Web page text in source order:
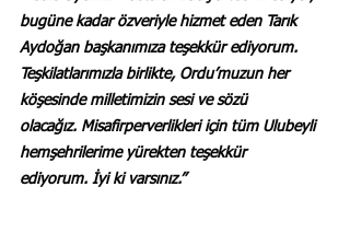
bugüne kadar özveriyle hizmet eden Tarık
Aydoğan başkanımıza teşekkür ediyorum.
Teşkilatlarımızla birlikte, Ordu’muzun her
köşesinde milletimizin sesi ve sözü
olacağız. Misafirperverlikleri için tüm Ulubeyli
hemşehrilerime yürekten teşekkür
ediyorum. İyi ki varsınız.”